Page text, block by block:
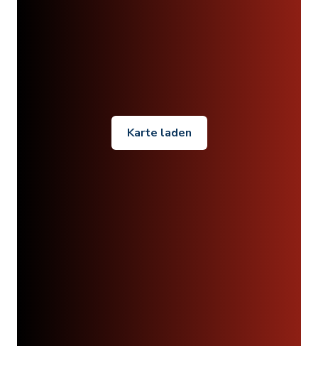
Karte laden